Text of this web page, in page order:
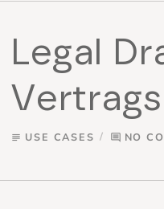
Legal
subject USE CASES comment NO